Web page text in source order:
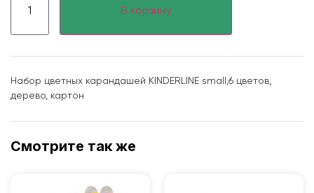
В корзину
Набор цветных карандашей KINDERLINE small,6 цветов,
дерево, картон
Смотрите так же